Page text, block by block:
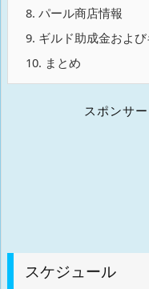
8. パール商店情報
9. ギルド助成金およ
10. まとめ
スポンサ
スケジュール